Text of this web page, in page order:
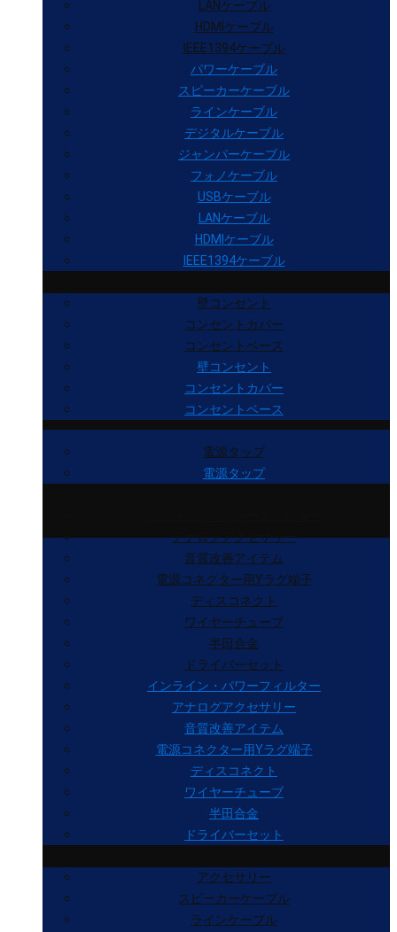
LANケーブル
HDMIケーブル
IEEE1394ケーブル
パワーケーブル
スピーカーケーブル
ラインケーブル
デジタルケーブル
ジャンパーケーブル
フォノケーブル
USBケーブル
LANケーブル
HDMIケーブル
IEEE1394ケーブル
壁コンセント
コンセントカバー
コンセントベース
壁コンセント
コンセントカバー
コンセントベース
電源タップ
電源タップ
アナログアクセサリー
音質改善アイテム
電源コネクター用Yラグ端子
ディスコネクト
ワイヤーチューブ
半田合金
ドライバーセット
インライン・パワーフィルター
アナログアクセサリー
音質改善アイテム
電源コネクター用Yラグ端子
ディスコネクト
ワイヤーチューブ
半田合金
ドライバーセット
アクセサリー
スピーカーケーブル
ラインケーブル